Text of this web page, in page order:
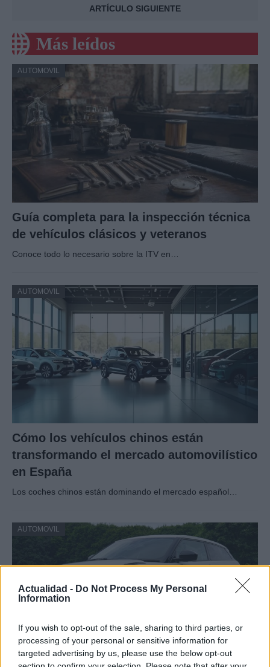
Actualidad - Do Not Process My Personal
Information
If you wish to opt-out of the sale, sharing to third parties, or
processing of your personal or sensitive information for
targeted advertising by us, please use the below opt-out
ARTÍCULO SIGUIENTE
Más leídos
AUTOMOVIL
Guía completa para la inspección técnica
de vehículos clásicos y veteranos
Conoce todo lo necesario sobre la ITV en…
AUTOMOVIL
Cómo los vehículos chinos están
transformando el mercado automovilístico
en España
Los coches chinos están dominando el mercado español…
AUTOMOVIL